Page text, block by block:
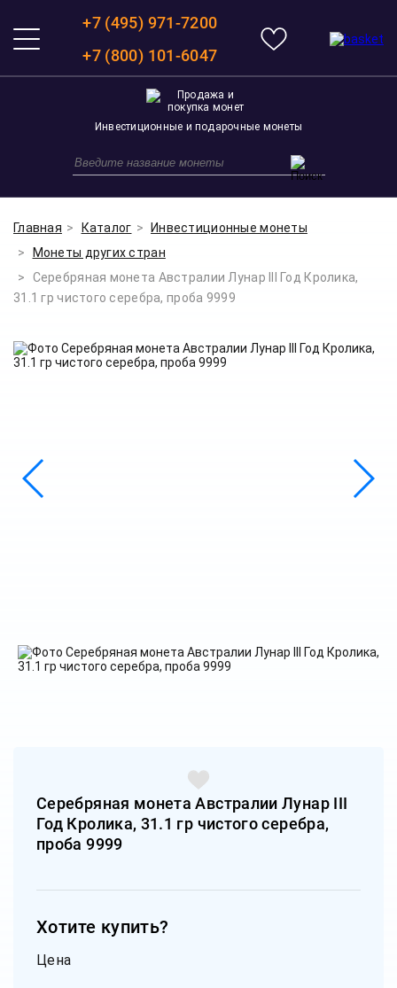
+7 (495) 971-7200
+7 (800) 101-6047
Инвестиционные и подарочные монеты
Главная Каталог
Инвестиционные монеты
Монеты других стран
Серебряная монета Австралии Лунар III Год Кролика,
31.1 гр чистого серебра, проба 9999
Серебряная монета Австралии Лунар III
Год Кролика, 31.1 гр чистого серебра,
проба 9999
Хотите купить?
Цена